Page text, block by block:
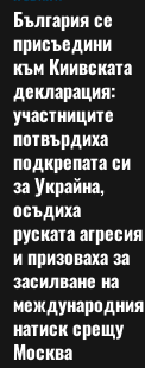
България се
присъедини
към Киивската
декларация:
участниците
потвърдиха
подкрепата си
за Украйна,
осъдиха
руската агресия
и призоваха за
засилване на
международния
натиск срещу
Москва